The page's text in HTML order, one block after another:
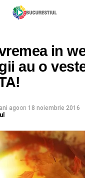
in
au o
agoon 18 noiembrie 2016